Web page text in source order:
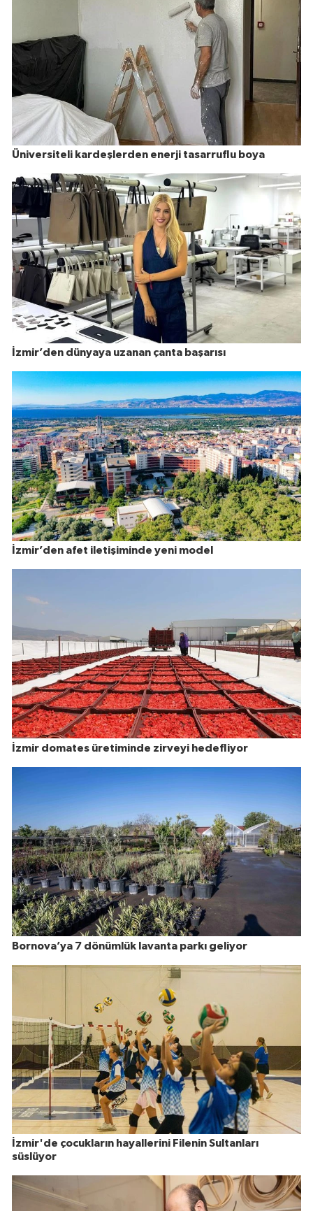
Üniversiteli kardeşlerden enerji tasarruflu boya
İzmir’den dünyaya uzanan çanta başarısı
İzmir’den afet iletişiminde yeni model
İzmir domates üretiminde zirveyi hedefliyor
Bornova’ya 7 dönümlük lavanta parkı geliyor
İzmir'de çocukların hayallerini Filenin Sultanları
süslüyor